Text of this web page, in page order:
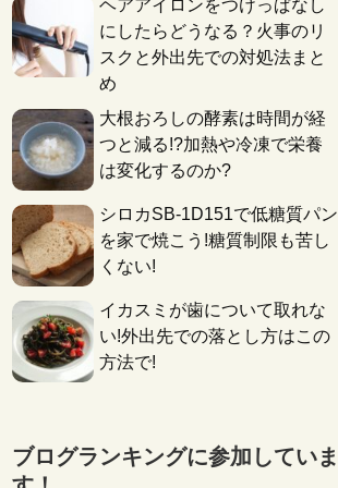
ヘアアイロンをつけっぱなし
にしたらどうなる？火事のリ
スクと外出先での対処法まと
め
大根おろしの酵素は時間が経
つと減る!?加熱や冷凍で栄養
は変化するのか?
シロカSB-1D151で低糖質パン
を家で焼こう!糖質制限も苦し
くない!
イカスミが歯について取れな
い!外出先での落とし方はこの
方法で!
ブログランキングに参加していま